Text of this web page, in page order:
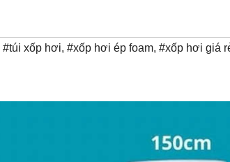
#túi xốp hơi, #xốp hơi ép foam, #xốp hơi giá